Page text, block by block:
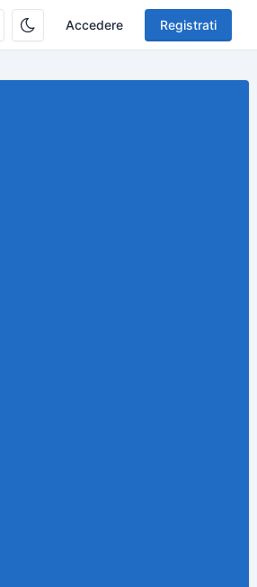
Accedere Registrati